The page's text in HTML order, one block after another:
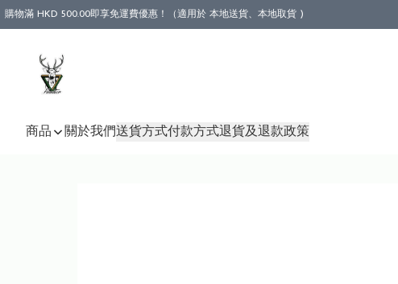
購物滿 HKD 500.00即享免運費優惠！（適用於 本地送貨、本地取貨 )
商品 關於我們送貨方式付款方式退貨及退款政策